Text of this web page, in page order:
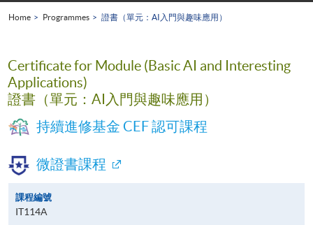
Home Programmes 證書（單元：AI入門與趣味應用）
Certificate for Module (Basic AI and Interesting
Applications)
證書（單元：AI入門與趣味應用）
持續進修基金 CEF 認可課程
微證書課程
課程編號
IT114A